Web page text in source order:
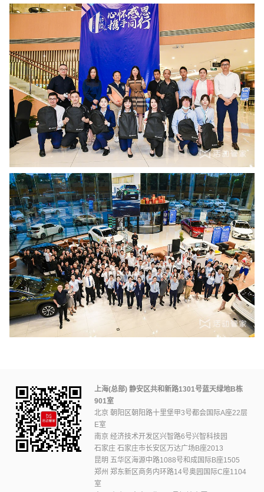
上海(总部) 静安区共和新路1301号蓝天绿地B栋
901室
北京 朝阳区朝阳路十里堡甲3号都会国际A座22层
E室
南京 经济技术开发区兴智路6号兴智科技园
石家庄 石家庄市长安区万达广场B座2013
昆明 五华区海源中路1088号和成国际B座1505
郑州 郑东新区商务内环路14号奥园国际C座1104
室